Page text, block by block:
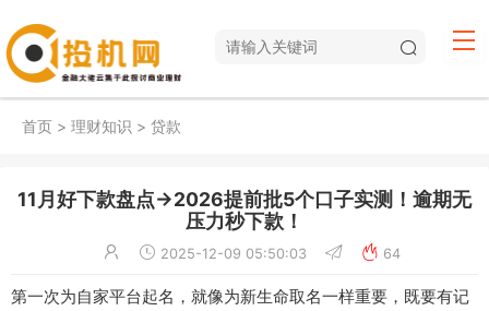
首页 > 理财知识 > 贷款
11月好下款盘点→2026提前批5个口子实测！逾期无
压力秒下款！
2025-12-09 05:50:03 64
第一次为自家平台起名，就像为新生命取名一样重要，既要有记